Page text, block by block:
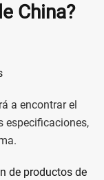
China?
a encontrar el
especificaciones,
de productos de